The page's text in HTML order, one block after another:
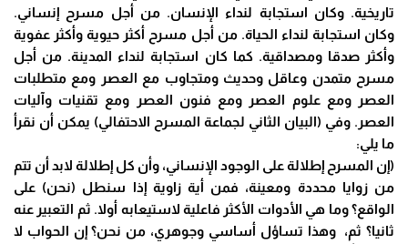
تاريخية. وكان استجابة لنداء الإنسان. من أجل مسرح إنساني.
وكان استجابة لنداء الحياة. من أجل مسرح أكثر حيوية وأكثر عفوية
وأكثر صدقا ومصداقية. كما كان استجابة لنداء المدينة. من أجل
مسرح متمدن وعاقل وحديث ومتجاوب مع العصر ومع متطلبات
العصر ومع علوم العصر ومع فنون العصر ومع تقنيات وآليات
العصر. وفي (البيان الثاني لجماعة المسرح الاحتفالي) يمكن أن نقرأ
ما يلي:
(إن المسرح إطلالة على الوجود الإنساني، وأن كل إطلالة لابد أن تتم
من زوايا محددة ومعينة، فمن أية زاوية إذا سنطل (نحن) على
الواقع؟ وما هي الأدوات الأكثر فاعلية لاستيعابه أولا. ثم التعبير عنه
ثانيا؟ ثم، وهذا تساؤل أساسي وجوهري، من نحن؟ إن الحواب لا